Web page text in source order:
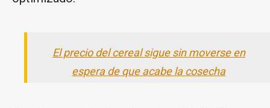
El precio del cereal sigue sin moverse en
espera de que acabe la cosecha